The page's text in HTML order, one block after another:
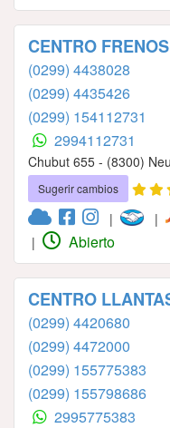
CENTRO
(0299) 4438028
(0299) 4435426
(0299) 154112731
2994112731
Chubut 655 - (8300)
Sugerir cambios
| |
|
Abierto
CENTRO
(0299) 4420680
(0299) 4472000
(0299) 155775383
(0299) 155798686
2995775383